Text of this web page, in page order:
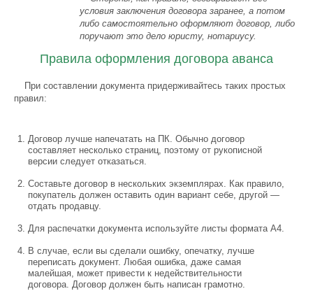
условия заключения договора заранее, а потом
либо самостоятельно оформляют договор, либо
поручают это дело юристу, нотариусу.
Правила оформления договора аванса
При составлении документа придерживайтесь таких простых
правил:
Договор лучше напечатать на ПК. Обычно договор
составляет несколько страниц, поэтому от рукописной
версии следует отказаться.
Составьте договор в нескольких экземплярах. Как правило,
покупатель должен оставить один вариант себе, другой —
отдать продавцу.
Для распечатки документа используйте листы формата А4.
В случае, если вы сделали ошибку, опечатку, лучше
переписать документ. Любая ошибка, даже самая
малейшая, может привести к недействительности
договора. Договор должен быть написан грамотно.